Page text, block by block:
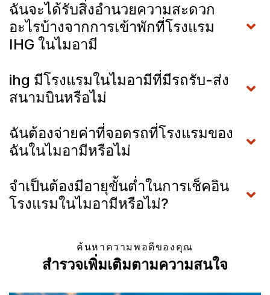
ฉันจะได้รับสิ่งอำนวยความสะดวก
อะไรบ้างจากการเข้าพักที่โรงแรม
IHG ในไมอามี
ihg มีโรงแรมในไมอามีที่มีรถรับ-ส่ง
สนามบินหรือไม่
ฉันต้องจ่ายค่าที่จอดรถที่โรงแรมของ
ฉันในไมอามีหรือไม่
จำเป็นต้องมีอายุขั้นต่ำในการเช็คอิน
โรงแรมในไมอามีหรือไม่?
ค้นหาความพอดีของคุณ
สำรวจเพิ่มเติมตามความสนใจ